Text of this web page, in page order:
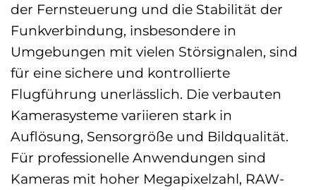
der Fernsteuerung und die Stabilität der
Funkverbindung, insbesondere in
Umgebungen mit vielen Störsignalen, sind
für eine sichere und kontrollierte
Flugführung unerlässlich. Die verbauten
Kamerasysteme variieren stark in
Auflösung, Sensorgröße und Bildqualität.
Für professionelle Anwendungen sind
Kameras mit hoher Megapixelzahl, RAW-